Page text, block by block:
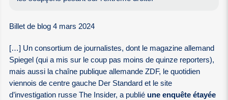
Billet de blog 4 mars 2024
[…] Un consortium de journalistes, dont le magazine allemand
Spiegel (qui a mis sur le coup pas moins de quinze reporters),
mais aussi la chaîne publique allemande ZDF, le quotidien
viennois de centre gauche Der Standard et le site
d’investigation russe The Insider, a publié une enquête étayée